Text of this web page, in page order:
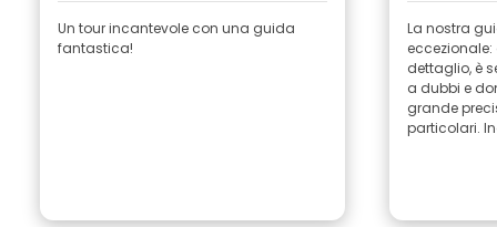
Un tour incantevole con una guida
fantastica!
La nostra
dettaglio, è
a dubbi e
grande
particolari.